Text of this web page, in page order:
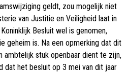
geldt, zou mogelijk niet
van Justitie en Veiligheid laat in
Besluit wel is genomen,
geheim is. Na een opmerking dat dit
ambtelijk stuk openbaar dient te zijn,
dat het besluit op 3 mei van dit jaar